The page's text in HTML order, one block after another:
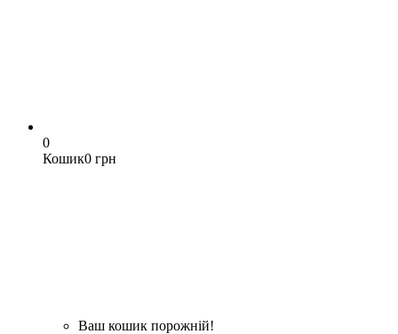
0
Кошик0 грн
Ваш кошик порожній!